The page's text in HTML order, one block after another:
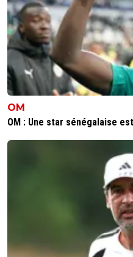
OM
OM : Une star sénégalaise